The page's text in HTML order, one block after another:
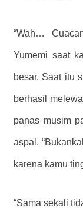
“Wah…
Yumemi saat
besar. Saat itu
berhasil
panas musim
aspal.
karena kamu
“Sama sekali